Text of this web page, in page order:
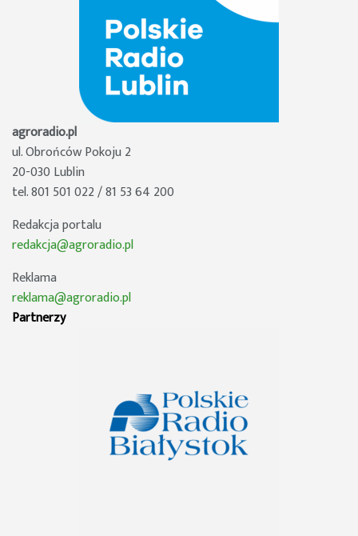
agroradio.pl
ul. Obrońców Pokoju 2
20-030 Lublin
tel. 801 501 022 / 81 53 64 200
Redakcja portalu
redakcja@agroradio.pl
Reklama
reklama@agroradio.pl
Partnerzy